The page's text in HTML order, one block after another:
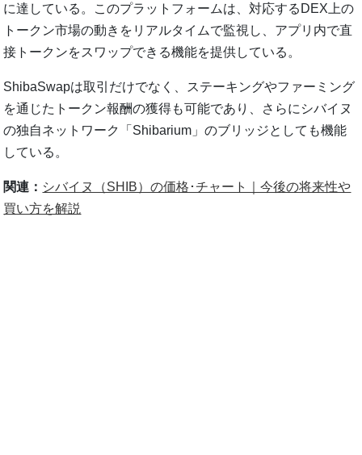
に達している。このプラットフォームは、対応するDEX上の
トークン市場の動きをリアルタイムで監視し、アプリ内で直
接トークンをスワップできる機能を提供している。
ShibaSwapは取引だけでなく、ステーキングやファーミング
を通じたトークン報酬の獲得も可能であり、さらにシバイヌ
の独自ネットワーク「Shibarium」のブリッジとしても機能
している。
関連： シバイヌ（SHIB）の価格･チャート｜今後の将来性や
買い方を解説